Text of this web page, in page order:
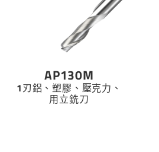
AP130M
1刃鋁、塑膠、壓克力、
用立銑刀